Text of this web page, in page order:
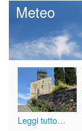
Meteo
Leggi tutto…